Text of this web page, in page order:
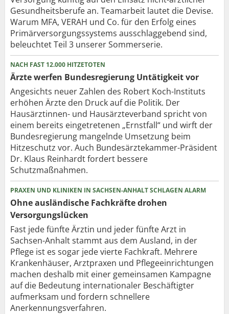
Gesundheitsberufe an. Teamarbeit lautet die Devise.
Warum MFA, VERAH und Co. für den Erfolg eines
Primärversorgungssystems ausschlaggebend sind,
beleuchtet Teil 3 unserer Sommerserie.
NACH FAST 12.000 HITZETOTEN
Ärzte werfen Bundesregierung Untätigkeit vor
Angesichts neuer Zahlen des Robert Koch-Instituts
erhöhen Ärzte den Druck auf die Politik. Der
Hausärztinnen- und Hausärzteverband spricht von
einem bereits eingetretenen „Ernstfall“ und wirft der
Bundesregierung mangelnde Umsetzung beim
Hitzeschutz vor. Auch Bundesärztekammer-Präsident
Dr. Klaus Reinhardt fordert bessere
Schutzmaßnahmen.
PRAXEN UND KLINIKEN IN SACHSEN-ANHALT SCHLAGEN ALARM
Ohne ausländische Fachkräfte drohen
Versorgungslücken
Fast jede fünfte Ärztin und jeder fünfte Arzt in
Sachsen-Anhalt stammt aus dem Ausland, in der
Pflege ist es sogar jede vierte Fachkraft. Mehrere
Krankenhäuser, Arztpraxen und Pflegeeinrichtungen
machen deshalb mit einer gemeinsamen Kampagne
auf die Bedeutung internationaler Beschäftigter
aufmerksam und fordern schnellere
Anerkennungsverfahren.